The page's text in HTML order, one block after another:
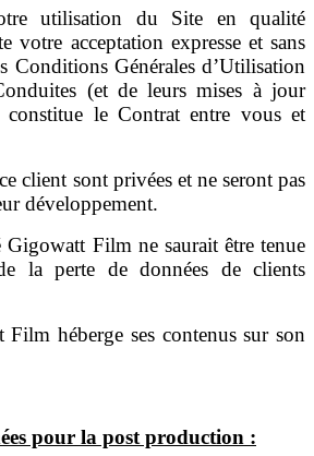
utilisation du Site en qualité
votre acceptation expresse et sans
Conditions Générales d’Utilisation
(et de leurs mises à jour
constitue le Contrat entre vous et
client sont privées et ne seront pas
développement.
Film ne saurait être tenue
la perte de données de clients
héberge ses contenus sur son
pour la post production :